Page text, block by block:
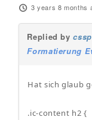
3 years 8 months
Replied by
Formatierung
Hat sich glaub
.ic-content h2 {